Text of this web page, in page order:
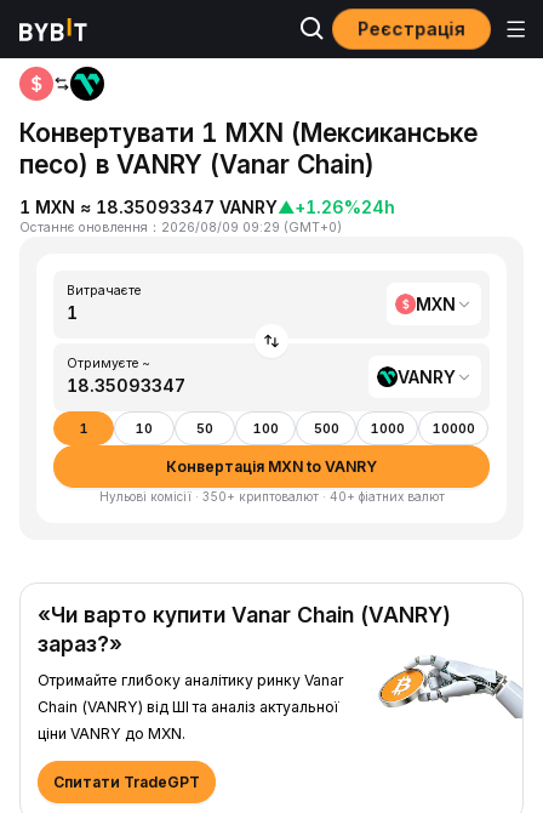
Реєстрація
Головна
Конвертувати 1 MXN (Мексиканське
песо) в VANRY (Vanar Chain)
1 MXN ≈ 18.35093347 VANRY▲+1.26%24h
Останнє оновлення ： 2026/08/09 09:29 (GMT+0)
Витрачаєте
MXN
Отримуєте ~
VANRY
1 10 50 100 500 1000 10000
Конвертація MXN to VANRY
Нульові комісії · 350+ криптовалют · 40+ фіатних валют
«Чи варто купити Vanar Chain (VANRY)
зараз?»
Отримайте глибоку аналітику ринку Vanar
Chain (VANRY) від ШІ та аналіз актуальної
ціни VANRY до MXN.
Спитати TradeGPT